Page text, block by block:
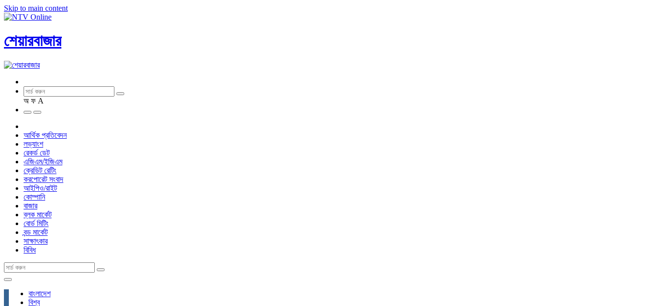
Skip to main content
শেয়ারবাজার
অ ফ A
আর্থিক প্রতিবেদন
লভ্যাংশ
রেকর্ড ডেট
এজিএম/ইজিএম
ক্রেডিট রেটিং
করপোরেট সংবাদ
আইপিও/রাইট
কোম্পানি
বাজার
ব্লক মার্কেট
বোর্ড মিটিং
বন্ড মার্কেট
সাক্ষাৎকার
বিবিধ
বাংলাদেশ
বিশ্ব